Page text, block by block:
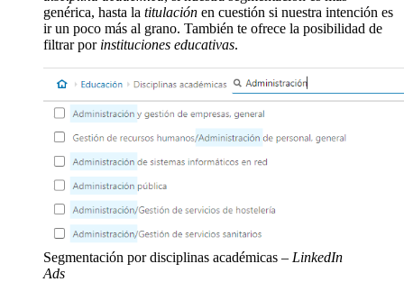
genérica, hasta la titulación en cuestión si nuestra intención es
ir un poco más al grano. También te ofrece la posibilidad de
filtrar por instituciones educativas.
Segmentación por disciplinas académicas – LinkedIn
Ads